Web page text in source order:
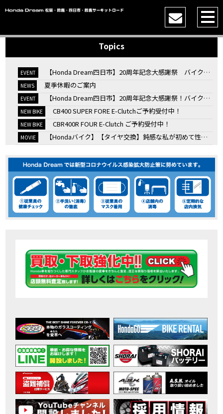
Topics
EVENT 【Honda Dream四日市】20周年記念大感謝祭 バイク女子トークショー
NEWS 夏季休暇のご案内
EVENT 【Honda Dream四日市】20周年記念大感謝祭！バイク女子トークショー
NEW BIKE CB400 SUPER FORE E-Clutchご予約受付中！
NEW BIKE CBR400R FOUR E-Clutch ご予約受付中！
MOVIE 【Hondaバイク】【タイヤ交換】鈍感な私が初めて性能を実感した【三重県】【Honda DREAM】
EVENT KOOD クロモリアクスルシャフトお客様のバイクで体感試走
MOVIE 【三重→香川】このバイク、なんだと思いますか？【ホンダ バイク】【Honda DREAM】【三重県】
EVENT “コカ・コーラ”鈴鹿８時間耐久ロードレース 第47回大会「TSR応援席プレミアムチケット販売開始！」
MOVIE 【ホンダ バイク】バイクを長持ちさせる洗車を教えてもらった【プロの裏ワザ】
MOVIE 【ホンダ バイク】CRF1100L Africa Twinは女性ライダーでも快適か？四国ツーリング【X-ADVオーナー目線】
MOVIE 【ホンダ バイク】 ホンダドリーム鈴鹿の未公開シーン【モトベはつこ】
MOVIE 最新のアフリカツインどう？妹とHondaDreamのバイク全部見た結果｜Honda SuperCub
MOVIE 【ホンダ バイク】「ボカロ文化」を知ろう ナビゲーションをスキップ 検索 作成 6 アバターの画像 三重県を巡る女性ライダーの4日間！ポケふた全制覇ツーリング Honda CB1000F
CAMPAIGN 免許取得サポートキャンペーン実施中！
EVENT ［三重県下最大級のバイクイベント］2026MIE BIKE FES開催
MOVIE 【ホンダ バイク】【バイク女子】怖くて乗れなかったあの憧れバイク、ついに乗ります！
MOVIE 【ホンダ バイク】バイクが動かなくなった…原因不明で入院します
CAMPAIGN Rebel 250 E-Clutch シリーズ 洋用品購入サポートキャンペーン
MOVIE 【ホンダ バイク】CB1000F 4台で三重県ツーリング！梅本まどかさん、MIISAさんと一日笑った【ポケふた】Honda
MOVIE 【ホンダ バイク】【GB350C S】梅本まどかさんと三重県ツーリング満喫しました！ポケふた探し第1弾【モトブログ】
MOVIE 【ホンダドリーム新春初売り特別企画】のご紹介！！